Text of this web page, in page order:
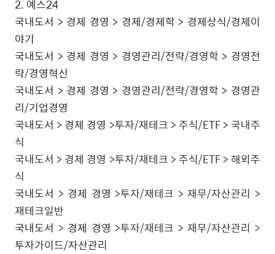
2. 예스24
국내도서 > 경제 경영 > 경제/경제학 > 경제상식/경제이
야기
국내도서 > 경제 경영 > 경영관리/전략/경영학 > 경영전
략/경영혁신
국내도서 > 경제 경영 > 경영관리/전략/경영학 > 경영관
리/기업경영
국내도서 > 경제 경영 >투자/재테크 > 주식/ETF > 국내주
식
국내도서 > 경제 경영 >투자/재테크 > 주식/ETF > 해외주
식
국내도서 > 경제 경영 >투자/재테크 > 재무/자산관리 >
재테크일반
국내도서 > 경제 경영 >투자/재테크 > 재무/자산관리 >
투자가이드/자산관리